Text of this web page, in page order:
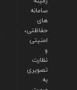
سامانه
های
حفاظتی،
امنیتی
و
نظارت
تصویری
به